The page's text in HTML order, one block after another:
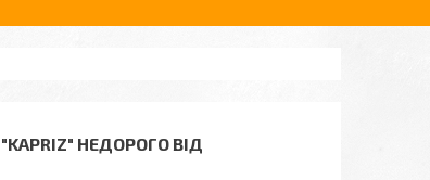
НЕДОРОГО ВІД